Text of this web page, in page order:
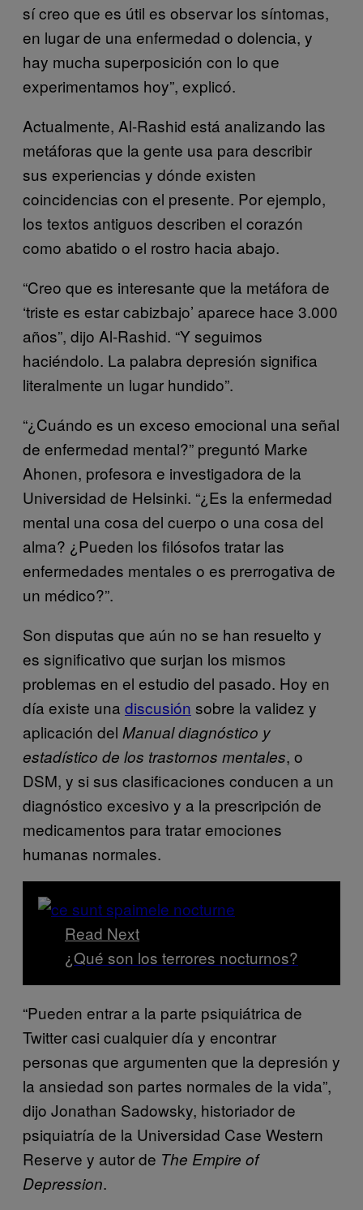
sí creo que es útil es observar los síntomas,
en lugar de una enfermedad o dolencia, y
hay mucha superposición con lo que
experimentamos hoy”, explicó.
Actualmente, Al-Rashid está analizando las
metáforas que la gente usa para describir
sus experiencias y dónde existen
coincidencias con el presente. Por ejemplo,
los textos antiguos describen el corazón
como abatido o el rostro hacia abajo.
“Creo que es interesante que la metáfora de
‘triste es estar cabizbajo’ aparece hace 3.000
años”, dijo Al-Rashid. “Y seguimos
haciéndolo. La palabra depresión significa
literalmente un lugar hundido”.
“¿Cuándo es un exceso emocional una señal
de enfermedad mental?” preguntó Marke
Ahonen, profesora e investigadora de la
Universidad de Helsinki. “¿Es la enfermedad
mental una cosa del cuerpo o una cosa del
alma? ¿Pueden los filósofos tratar las
enfermedades mentales o es prerrogativa de
un médico?”.
Son disputas que aún no se han resuelto y
es significativo que surjan los mismos
problemas en el estudio del pasado. Hoy en
día existe una discusión sobre la validez y
aplicación del Manual diagnóstico y
estadístico de los trastornos mentales, o
DSM, y si sus clasificaciones conducen a un
diagnóstico excesivo y a la prescripción de
medicamentos para tratar emociones
humanas normales.
Read Next
¿Qué son los terrores nocturnos?
“Pueden entrar a la parte psiquiátrica de
Twitter casi cualquier día y encontrar
personas que argumenten que la depresión y
la ansiedad son partes normales de la vida”,
dijo Jonathan Sadowsky, historiador de
psiquiatría de la Universidad Case Western
Reserve y autor de The Empire of
Depression.